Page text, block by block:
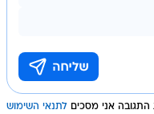
אני מסכים לתנאי השימוש